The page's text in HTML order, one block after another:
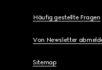
Häufig gestellte Fragen
Von Newsletter
Sitemap